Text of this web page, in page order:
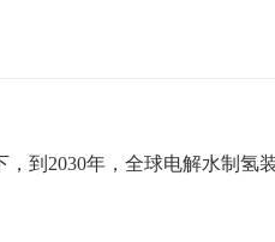
到2030年，全球电解水制氢